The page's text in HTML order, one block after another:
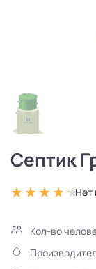
Септик
Нет
Кол-во